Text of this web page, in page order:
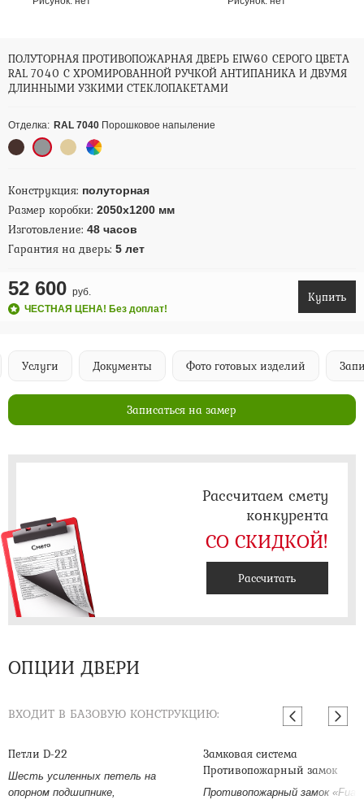
ПОЛУТОРНАЯ ПРОТИВОПОЖАРНАЯ ДВЕРЬ EIW60 СЕРОГО ЦВЕТА
RAL 7040 С ХРОМИРОВАННОЙ РУЧКОЙ АНТИПАНИКА И ДВУМЯ
ДЛИННЫМИ УЗКИМИ СТЕКЛОПАКЕТАМИ
Отделка: RAL 7040 Порошковое напыление
Конструкция: полуторная
Размер коробки: 2050х1200 мм
Изготовление: 48 часов
Гарантия на дверь: 5 лет
52 600 руб.
ЧЕСТНАЯ ЦЕНА! Без доплат!
Купить
Услуги Документы Фото готовых изделий
Записаться на замер
Рассчитаем смету
конкурента
СО СКИДКОЙ!
Рассчитать
ОПЦИИ ДВЕРИ
ВХОДИТ В БАЗОВУЮ КОНСТРУКЦИЮ:
Петли D-22
Шесть усиленных петель на
опорном подшипнике,
Замковая система
Противопожарный замок
Противопожарный замок